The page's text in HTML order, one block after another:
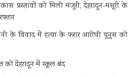
प्रस्तावों को मिली मंजूरी, देहरादून-मसूरी के
के विवाद में हत्या के फरार आरोपी यूनुस को
को देहरादून में स्कूल बंद